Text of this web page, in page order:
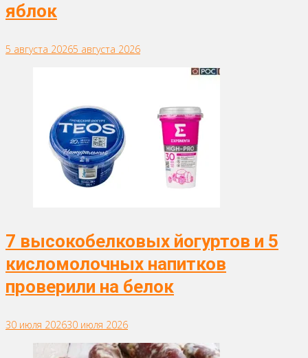
яблок
5 августа 20265 августа 2026
7 высокобелковых йогуртов и 5
кисломолочных напитков
проверили на белок
30 июля 202630 июля 2026